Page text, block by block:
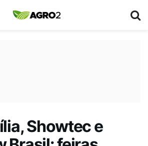
Showtec e